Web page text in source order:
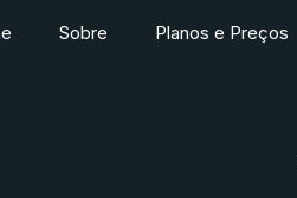
Sobre Planos e Preços